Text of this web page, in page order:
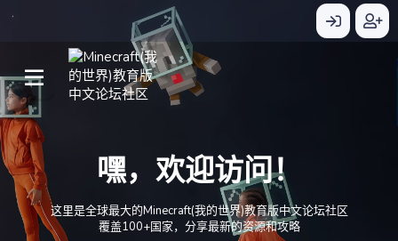
嘿，欢迎访问！
这里是全球最大的Minecraft(我的世界)教育版中文论坛社区
覆盖100+国家，分享最新的资源和攻略